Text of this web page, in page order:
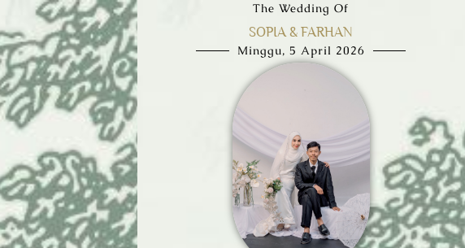
The Wedding Of
SOPIA & FARHAN
Minggu, 5 April 2026